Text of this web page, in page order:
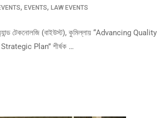
, EVENTS, LAW EVENTS
অ্যান্ড টেকনোলজি (বাইউস্ট), কুমিল্লায় “Advancing Quality
Plan” শীর্ষক …